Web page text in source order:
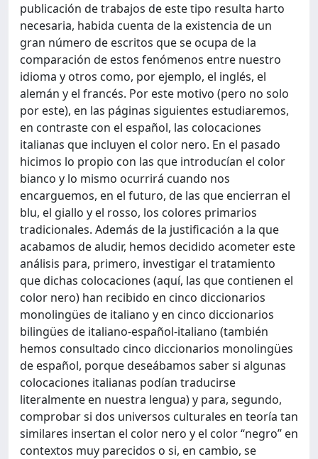
publicación de trabajos de este tipo resulta harto
necesaria, habida cuenta de la existencia de un
gran número de escritos que se ocupa de la
comparación de estos fenómenos entre nuestro
idioma y otros como, por ejemplo, el inglés, el
alemán y el francés. Por este motivo (pero no solo
por este), en las páginas siguientes estudiaremos,
en contraste con el español, las colocaciones
italianas que incluyen el color nero. En el pasado
hicimos lo propio con las que introducían el color
bianco y lo mismo ocurrirá cuando nos
encarguemos, en el futuro, de las que encierran el
blu, el giallo y el rosso, los colores primarios
tradicionales. Además de la justificación a la que
acabamos de aludir, hemos decidido acometer este
análisis para, primero, investigar el tratamiento
que dichas colocaciones (aquí, las que contienen el
color nero) han recibido en cinco diccionarios
monolingües de italiano y en cinco diccionarios
bilingües de italiano-español-italiano (también
hemos consultado cinco diccionarios monolingües
de español, porque deseábamos saber si algunas
colocaciones italianas podían traducirse
literalmente en nuestra lengua) y para, segundo,
comprobar si dos universos culturales en teoría tan
similares insertan el color nero y el color “negro” en
contextos muy parecidos o si, en cambio, se